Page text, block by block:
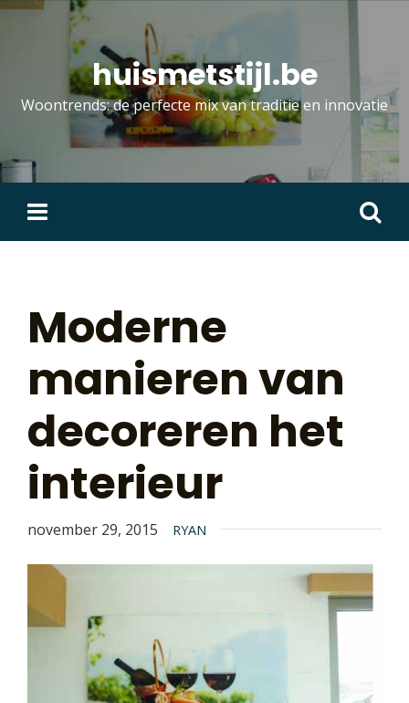
Skip
huismetstijl.be
Woontrends: de perfecte mix van traditie en innovatie
Zoeken
naar:
Moderne
manieren van
decoreren het
interieur
november 29, 2015 RYAN